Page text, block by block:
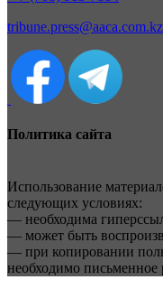
tribune.press@aaca.com.kz
Политика сайта
Использование
следующих условиях:
— необходима
— может быть
— при копировании
необходимо письменное